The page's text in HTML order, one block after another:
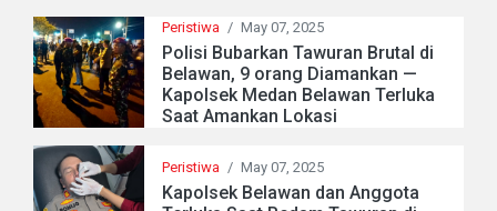
Peristiwa / May 07, 2025
Polisi Bubarkan Tawuran Brutal di
Belawan, 9 orang Diamankan —
Kapolsek Medan Belawan Terluka
Saat Amankan Lokasi
Peristiwa / May 07, 2025
Kapolsek Belawan dan Anggota